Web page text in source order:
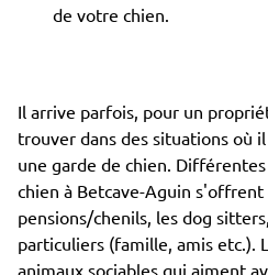
de votre chien.
Il arrive parfois, pour un
trouver dans des situations où
une garde de chien.
chien à Betcave-Aguin s'offrent
pensions/chenils, les dog
particuliers (famille, amis etc.).
animaux sociables qui aiment